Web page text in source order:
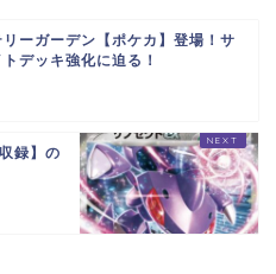
リーガーデン【ポケカ】登場！サ
デッキ強化に迫る！
録】の